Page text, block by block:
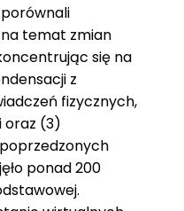
porównali
temat zmian
się na
z
fizycznych,
oraz (3)
ponad 200